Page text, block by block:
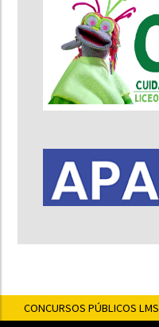
CONCURSOS PÚBLICOS LMS